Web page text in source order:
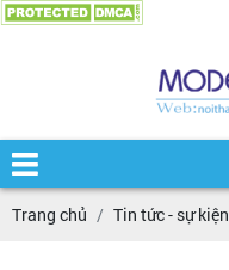
Trang chủ Tin tức - sự kiện